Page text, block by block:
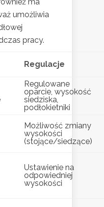
umożliwia
pracy.
Regulacje
Regulowane
oparcie, wysokość
siedziska,
podłokietniki
Możliwość zmiany
wysokości
(stojące/siedzące)
Ustawienie na
odpowiedniej
wysokości